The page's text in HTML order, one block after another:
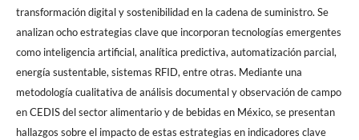
transformación digital y sostenibilidad en la cadena de suministro. Se
analizan ocho estrategias clave que incorporan tecnologías emergentes
como inteligencia artificial, analítica predictiva, automatización parcial,
energía sustentable, sistemas RFID, entre otras. Mediante una
metodología cualitativa de análisis documental y observación de campo
en CEDIS del sector alimentario y de bebidas en México, se presentan
hallazgos sobre el impacto de estas estrategias en indicadores clave